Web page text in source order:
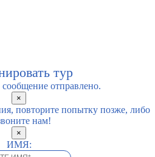
тур
отправлено.
×
повторите попытку позже, либо
нам!
×
ИМЯ: